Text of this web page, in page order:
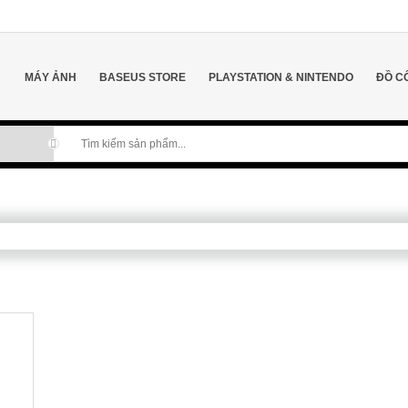
MÁY ẢNH BASEUS STORE PLAYSTATION & NINTENDO ĐỒ